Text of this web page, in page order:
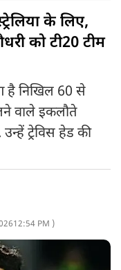
के लिए,
को टी20 टीम
है निखिल 60 से
वाले इकलौते
ट्रेविस हेड की
12:54 PM )